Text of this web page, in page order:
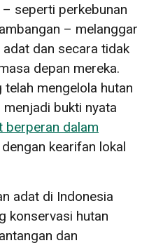
seperti perkebunan
– melanggar
dan secara tidak
depan mereka.
mengelola hutan
bukti nyata
berperan dalam
dengan kearifan lokal
adat di Indonesia
konservasi hutan
dan